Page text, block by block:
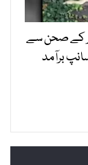
کے صحن سے
برآمد